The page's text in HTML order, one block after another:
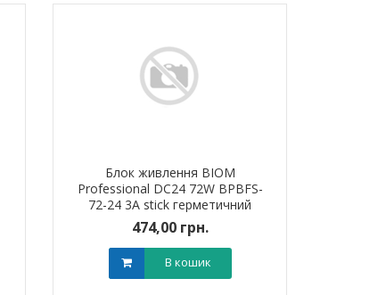
Блок живлення BIOM
Professional DC24 72W BPBFS-
72-24 3А stick герметичний
474,00 грн.
В кошик